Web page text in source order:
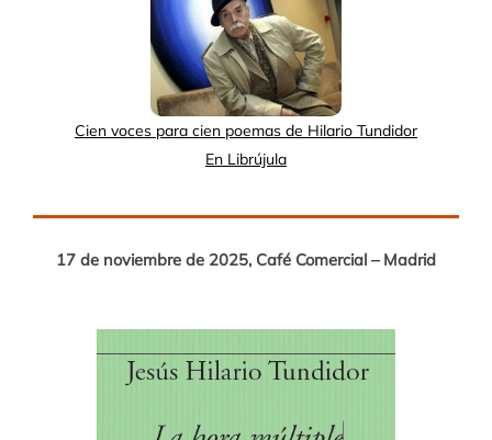
Cien voces para cien poemas de Hilario Tundidor
En Librújula
17 de noviembre de 2025, Café Comercial – Madrid